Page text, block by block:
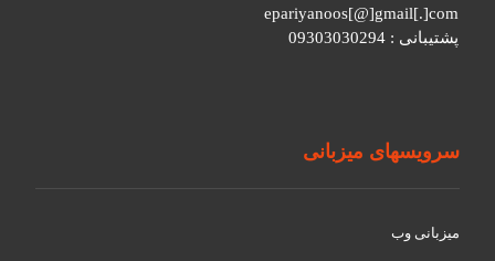
epariyanoos[@]gmail[.]com
پشتیبانی : 09303030294
سرویسهای میزبانی
میزبانی وب